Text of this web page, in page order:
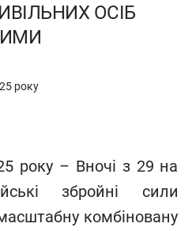
ОСІБ
року
року – Вночі з 29 на
збройні сили
комбіновану